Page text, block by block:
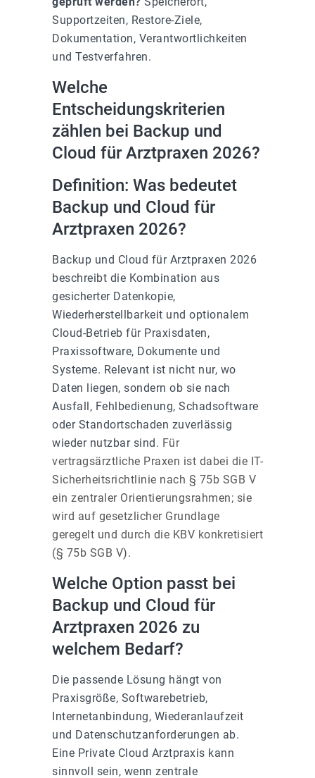
Supportzeiten, Restore-Ziele,
Dokumentation, Verantwortlichkeiten
und Testverfahren.
Welche
Entscheidungskriterien
zählen bei Backup und
Cloud für Arztpraxen 2026?
Definition: Was bedeutet
Backup und Cloud für
Arztpraxen 2026?
Backup und Cloud für Arztpraxen 2026
beschreibt die Kombination aus
gesicherter Datenkopie,
Wiederherstellbarkeit und optionalem
Cloud-Betrieb für Praxisdaten,
Praxissoftware, Dokumente und
Systeme. Relevant ist nicht nur, wo
Daten liegen, sondern ob sie nach
Ausfall, Fehlbedienung, Schadsoftware
oder Standortschaden zuverlässig
wieder nutzbar sind. Für
vertragsärztliche Praxen ist dabei die IT-
Sicherheitsrichtlinie nach § 75b SGB V
ein zentraler Orientierungsrahmen; sie
wird auf gesetzlicher Grundlage
geregelt und durch die KBV konkretisiert
(§ 75b SGB V).
Welche Option passt bei
Backup und Cloud für
Arztpraxen 2026 zu
welchem Bedarf?
Die passende Lösung hängt von
Praxisgröße, Softwarebetrieb,
Internetanbindung, Wiederanlaufzeit
und Datenschutzanforderungen ab.
Eine Private Cloud Arztpraxis kann
sinnvoll sein, wenn zentrale